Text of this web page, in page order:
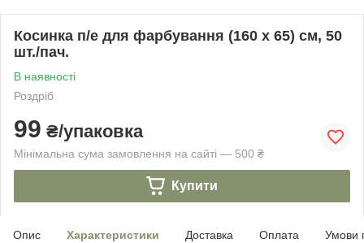
Косинка п/е для фарбування (160 х 65) см, 50
шт./пач.
В наявності
Роздріб
99 ₴/упаковка
Мінімальна сума замовлення на сайті — 500 ₴
Купити
Опис Характеристики Доставка Оплата Умови